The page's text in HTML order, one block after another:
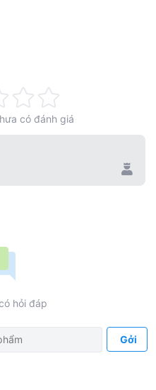
MINIVIS
có đánh giá
hỏi đáp
Gởi